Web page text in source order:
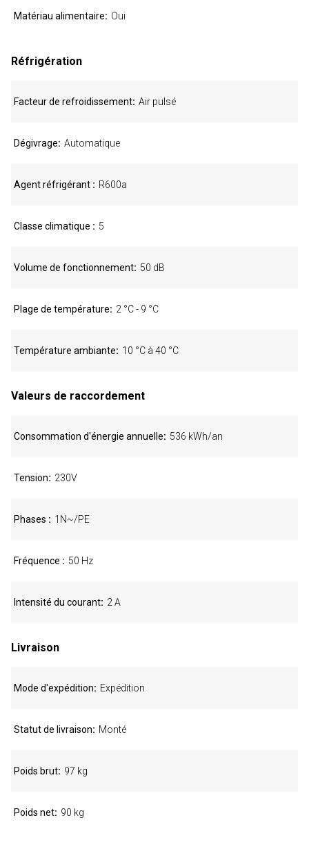
Matériau alimentaire Oui
Réfrigération
Facteur de refroidissement Air pulsé
Dégivrage Automatique
Agent réfrigérant R600a
Classe climatique 5
Volume de fonctionnement 50 dB
Plage de température 2 °C - 9 °C
Température ambiante 10 °C à 40 °C
Valeurs de raccordement
Consommation d'énergie annuelle 536 kWh/an
Tension 230V
Phases 1N~/PE
Fréquence 50 Hz
Intensité du courant 2 A
Livraison
Mode d'expédition Expédition
Statut de livraison Monté
Poids brut 97 kg
Poids net 90 kg